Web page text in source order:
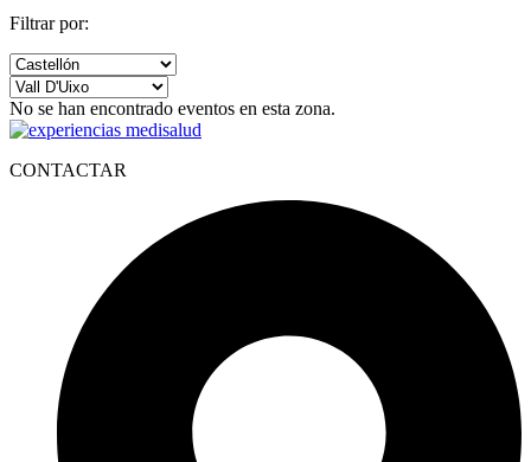
Filtrar por:
No se han encontrado eventos en esta zona.
CONTACTAR